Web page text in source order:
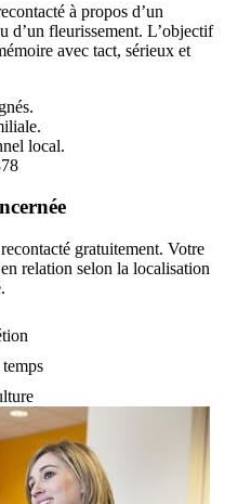
à propos d’un
d’un fleurissement. L’objectif
avec tact, sérieux et
local.
gratuitement. Votre
relation selon la localisation